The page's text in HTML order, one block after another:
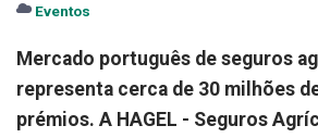
Eventos
Mercado português de seguros
representa cerca de 30 milhões
prémios. A HAGEL - Seguros